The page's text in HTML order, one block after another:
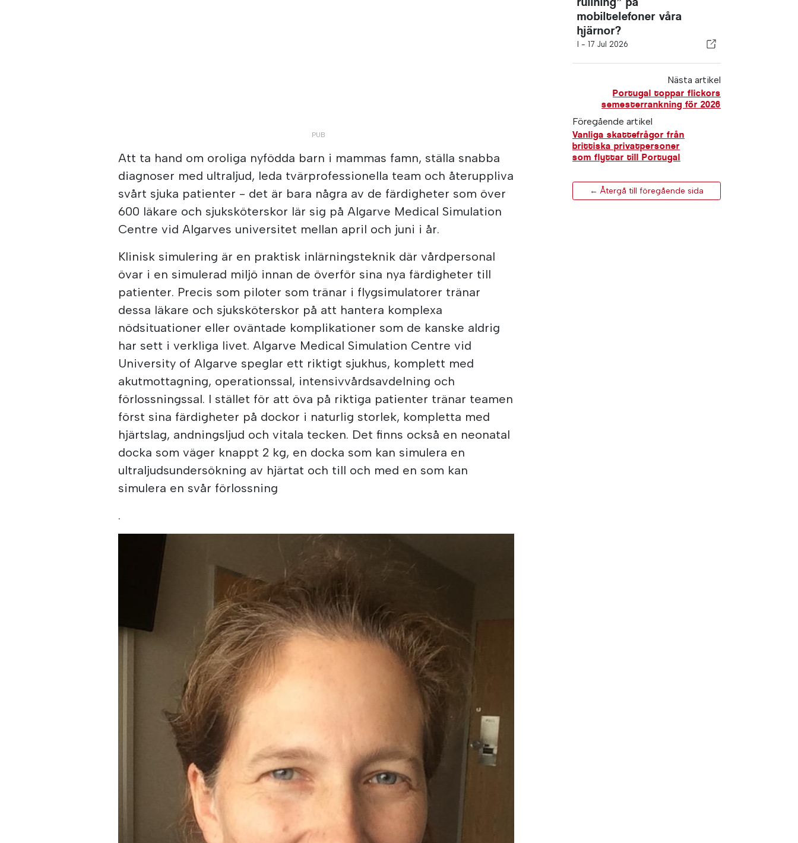
Att ta hand om oroliga nyfödda barn i mammas famn, ställa snabba
diagnoser med ultraljud, leda tvärprofessionella team och återuppliva
svårt sjuka patienter - det är bara några av de färdigheter som över
600 läkare och sjuksköterskor lär sig på Algarve Medical Simulation
Centre vid Algarves universitet mellan april och juni i år.
Klinisk simulering är en praktisk inlärningsteknik där vårdpersonal
övar i en simulerad miljö innan de överför sina nya färdigheter till
patienter. Precis som piloter som tränar i flygsimulatorer tränar
dessa läkare och sjuksköterskor på att hantera komplexa
nödsituationer eller oväntade komplikationer som de kanske aldrig
har sett i verkliga livet. Algarve Medical Simulation Centre vid
University of Algarve speglar ett riktigt sjukhus, komplett med
akutmottagning, operationssal, intensivvårdsavdelning och
förlossningssal. I stället för att öva på riktiga patienter tränar teamen
först sina färdigheter på dockor i naturlig storlek, kompletta med
hjärtslag, andningsljud och vitala tecken. Det finns också en neonatal
docka som väger knappt 2 kg, en docka som kan simulera en
ultraljudsundersökning av hjärtat och till och med en som kan
simulera en svår förlossning
.
mobiltelefoner våra
hjärnor?
I - 17 Jul 2026
Nästa artikel
Portugal toppar flickors
semesterrankning för 2026
Föregående artikel
Vanliga skattefrågor från
brittiska privatpersoner
som flyttar till Portugal
← Återgå till föregående sida